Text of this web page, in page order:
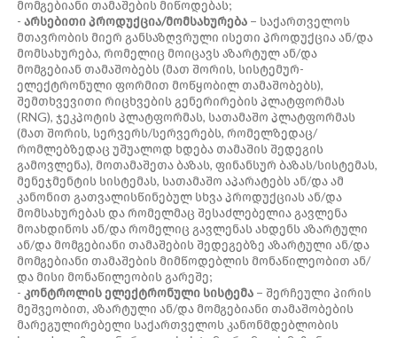
მომგებიანი თამაშების მიწოდებას;
- არსებითი პროდუქცია/მომსახურება− საქართველოს
მთავრობის მიერ განსაზღვრული ისეთი პროდუქცია ან/და
მომსახურება, რომელიც მოიცავს აზარტულ ან/და
მომგებიან თამაშობებს (მათ შორის, სისტემურ-
ელექტრონული ფორმით მოწყობილ თამაშობებს),
შემთხვევითი რიცხვების გენერირების პლატფორმას
(RNG), ჯეკპოტის პლატფორმას, სათამაშო პლატფორმას
(მათ შორის, სერვერს/სერვერებს, რომელზედაც/
რომლებზედაც უშუალოდ ხდება თამაშის შედეგის
გამოვლენა), მოთამაშეთა ბაზას, ფინანსურ ბაზას/სისტემას,
მენეჯმენტის სისტემას, სათამაშო აპარატებს ან/და ამ
კანონით გათვალისწინებულ სხვა პროდუქციას ან/და
მომსახურებას და რომელმაც შესაძლებელია გავლენა
მოახდინოს ან/და რომელიც გავლენას ახდენს აზარტული
ან/და მომგებიანი თამაშების შედეგებზე აზარტული ან/და
მომგებიანი თამაშების მიმწოდებლის მონაწილეობით ან/
და მისი მონაწილეობის გარეშე;
- კონტროლის ელექტრონული სისტემა− შერჩეული პირის
მეშვეობით, აზარტული ან/და მომგებიანი თამაშობების
მარეგულირებელი საქართველოს კანონმდებლობის